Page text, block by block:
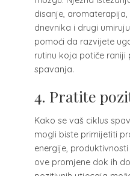
disanje,
dnevnika i drugi
pomoći da razvijete
rutinu koja potiče raniji
spavanja.
4. Pratite
Kako se vaš ciklus
mogli biste primijetiti
energije, produktivnosti
ove promjene dok ih